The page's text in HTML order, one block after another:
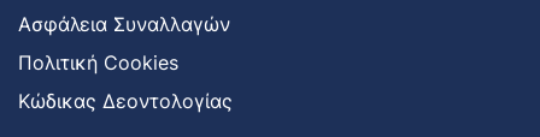
Ασφάλεια Συναλλαγών
Πολιτική Cookies
Κώδικας Δεοντολογίας